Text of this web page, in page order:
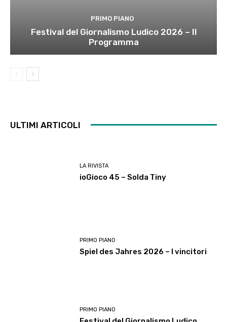
PRIMO PIANO
Festival del Giornalismo Ludico 2026 – Il
Programma
ULTIMI ARTICOLI
LA RIVISTA
ioGioco 45 – Solda Tiny
PRIMO PIANO
Spiel des Jahres 2026 – I vincitori
PRIMO PIANO